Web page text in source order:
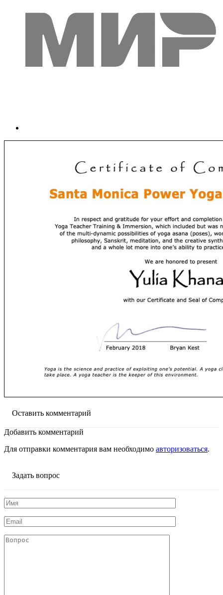
Оставить комментарий
Добавить комментарий
Для отправки комментария вам необходимо авторизоваться.
Задать вопрос